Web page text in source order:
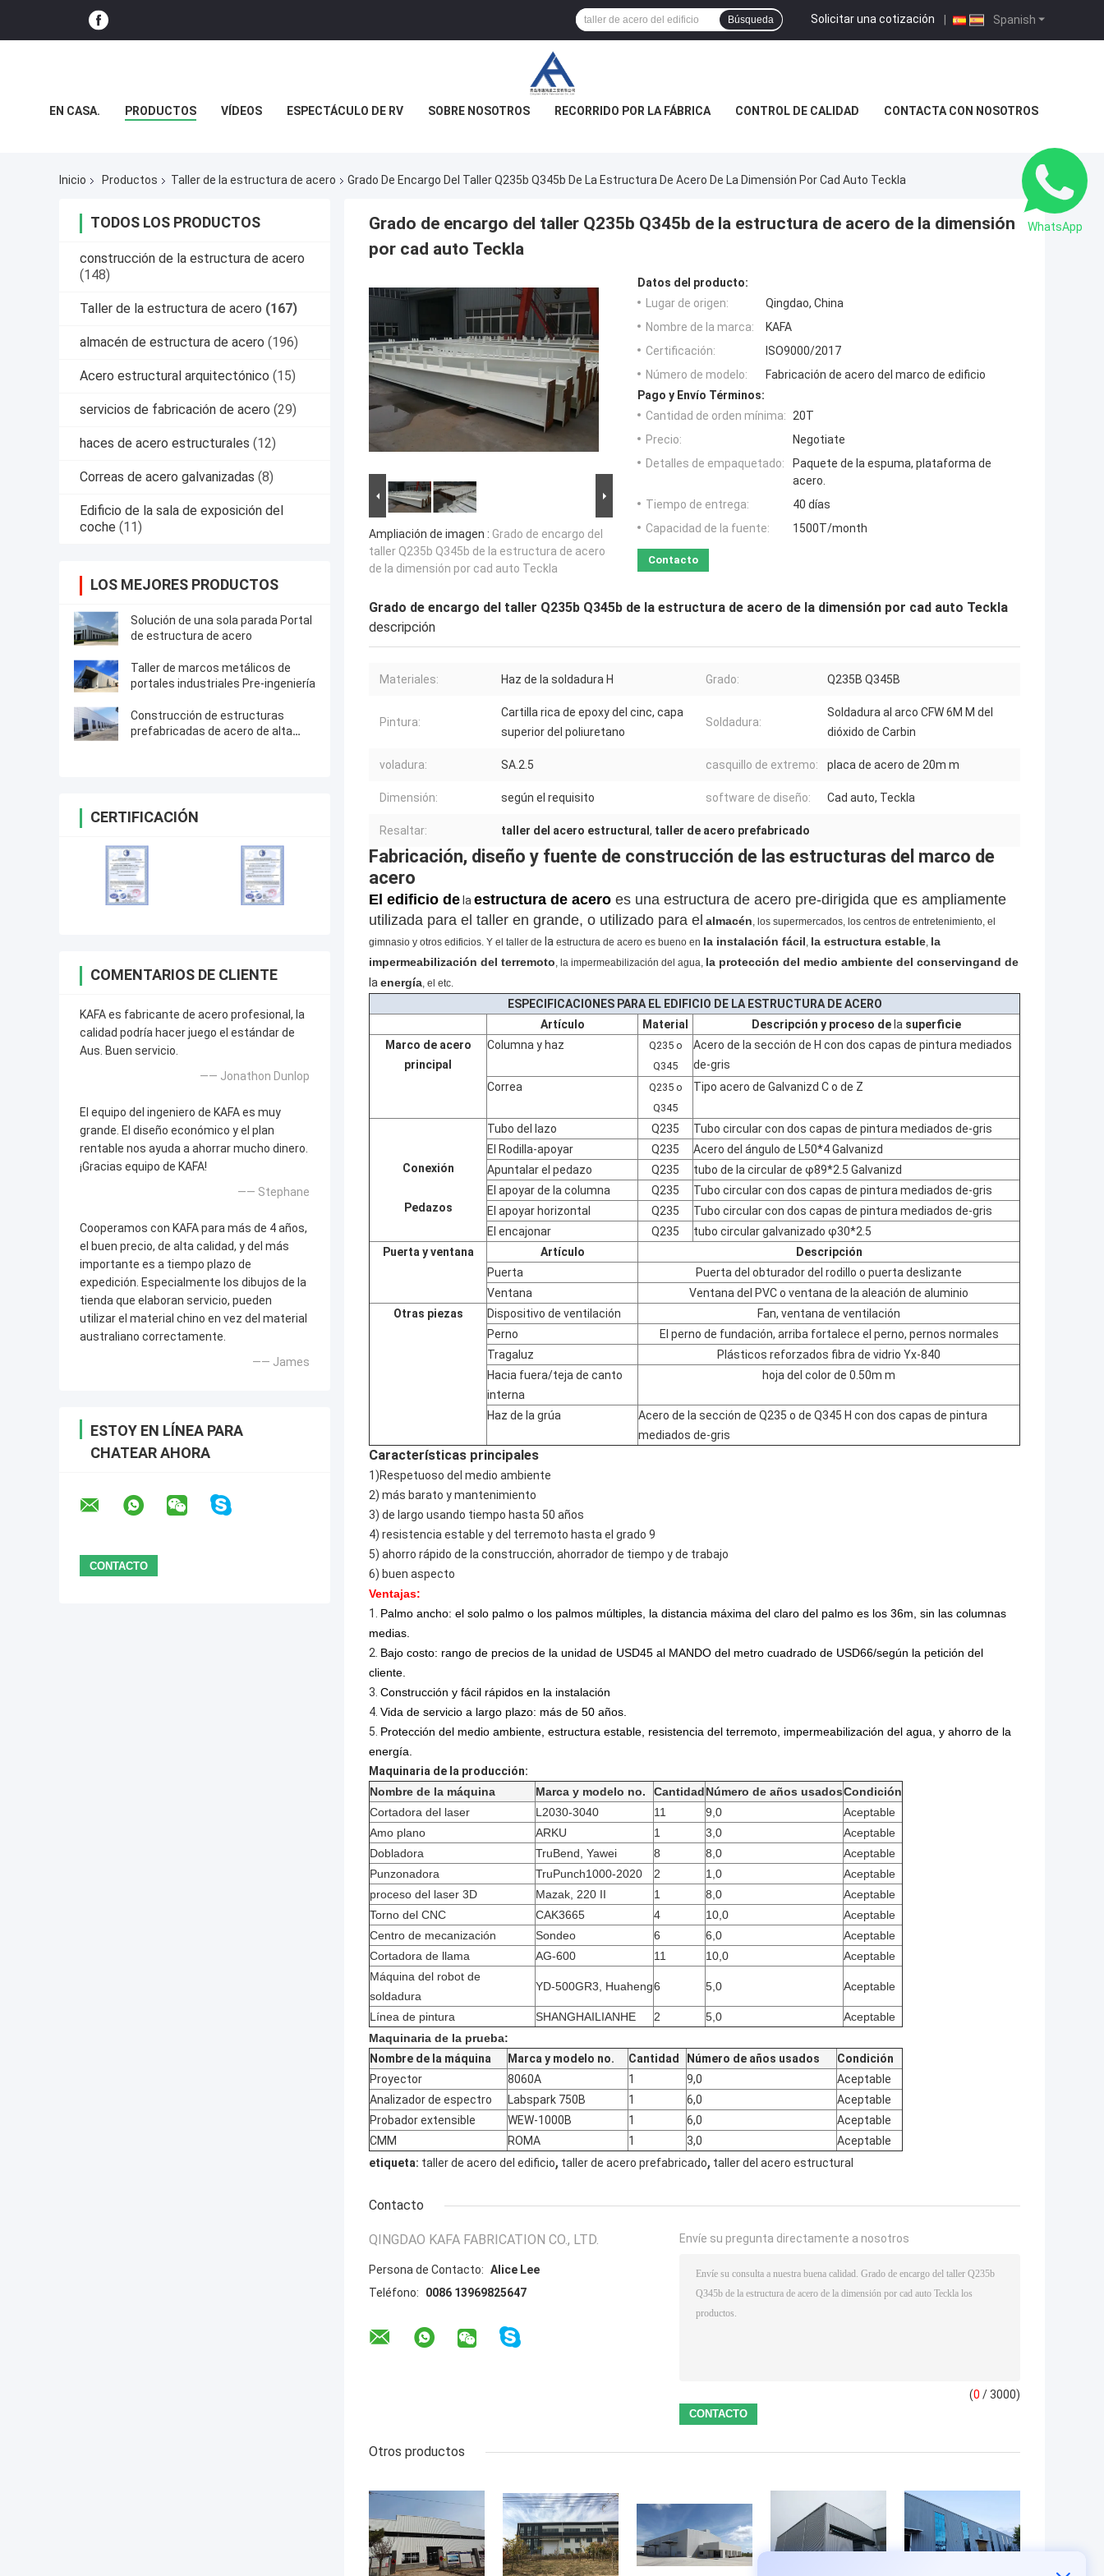
Spanish
Solicitar una cotización |
Búsqueda
EN CASA. PRODUCTOS VÍDEOS ESPECTÁCULO DE RV SOBRE NOSOTROS RECORRIDO POR LA FÁBRICA CONTROL DE CALIDAD CONTACTA CON NOSOTROS
Inicio Productos Taller de la estructura de acero Grado De Encargo Del Taller Q235b Q345b De La Estructura De Acero De La Dimensión Por Cad Auto Teckla
TODOS LOS PRODUCTOS
construcción de la estructura de acero
(148)
Taller de la estructura de acero (167)
almacén de estructura de acero (196)
Acero estructural arquitectónico (15)
servicios de fabricación de acero (29)
haces de acero estructurales (12)
Correas de acero galvanizadas (8)
Edificio de la sala de exposición del
coche (11)
LOS MEJORES PRODUCTOS
Solución de una sola parada Portal
de estructura de acero
Taller de marcos metálicos de
portales industriales Pre-ingeniería
Construcción de estructuras
prefabricadas de acero de alta
CERTIFICACIÓN
COMENTARIOS DE CLIENTE
KAFA es fabricante de acero profesional, la
calidad podría hacer juego el estándar de
Aus. Buen servicio.
—— Jonathon Dunlop
El equipo del ingeniero de KAFA es muy
grande. El diseño económico y el plan
rentable nos ayuda a ahorrar mucho dinero.
¡Gracias equipo de KAFA!
—— Stephane
Cooperamos con KAFA para más de 4 años,
el buen precio, de alta calidad, y del más
importante es a tiempo plazo de
expedición. Especialmente los dibujos de la
tienda que elaboran servicio, pueden
utilizar el material chino en vez del material
australiano correctamente.
—— James
ESTOY EN LÍNEA PARA
CHATEAR AHORA
Grado de encargo del taller Q235b Q345b de la estructura de acero de la dimensión
por cad auto Teckla
Ampliación de imagen : Grado de encargo del
taller Q235b Q345b de la estructura de acero
de la dimensión por cad auto Teckla
Datos del producto:
Lugar de origen:
Qingdao, China
Nombre de la marca:
KAFA
Certificación:
ISO9000/2017
Número de modelo:
Fabricación de acero del marco de edificio
Pago y Envío Términos:
Cantidad de orden mínima: 20T
Precio:
Negotiate
Detalles de empaquetado:
Paquete de la espuma, plataforma de
acero.
Tiempo de entrega:
40 días
Capacidad de la fuente:
1500T/month
Contacto
Grado de encargo del taller Q235b Q345b de la estructura de acero de la dimensión por cad auto Teckla
descripción
Materiales: Haz de la soldadura H Grado: Q235B Q345B
Pintura:
Cartilla rica de epoxy del cinc, capa
superior del poliuretano
Soldadura:
Soldadura al arco CFW 6M M del
dióxido de Carbin
voladura: SA.2.5 casquillo de extremo: placa de acero de 20m m
Dimensión: según el requisito software de diseño: Cad auto, Teckla
Resaltar: taller del acero estructural , taller de acero prefabricado
Fabricación, diseño y fuente de construcción de las estructuras del marco de
acero
El edificio de laestructura de acero es una estructura de acero pre-dirigida que es ampliamente
utilizada para el taller en grande, o utilizado para el almacén, los supermercados, los centros de entretenimiento, el
gimnasio y otros edificios. Y el taller de la estructura de acero es bueno en la instalación fácil, la estructura estable, la
impermeabilización del terremoto, la impermeabilización del agua, la protección del medio ambiente del conservingand de
laenergía, el etc.
ESPECIFICACIONES PARA EL EDIFICIO DE LA ESTRUCTURA DE ACERO
Artículo
Material Descripción y proceso de la superficie
Marco de acero
principal
Columna y haz
Q235 o
Q345
Acero de la sección de H con dos capas de pintura mediados
de-gris
Correa
Q235 o
Q345
Tipo acero de Galvanizd C o de Z
Conexión
Pedazos
Tubo del lazo Q235
Tubo circular con dos capas de pintura mediados de-gris
El Rodilla-apoyar
Q235
Acero del ángulo de L50*4 Galvanizd
Apuntalar el pedazo
Q235
tubo de la circular de φ89*2.5 Galvanizd
El apoyar de la columna
Q235
Tubo circular con dos capas de pintura mediados de-gris
El apoyar horizontal
Q235
Tubo circular con dos capas de pintura mediados de-gris
El encajonar
Q235
tubo circular galvanizado φ30*2.5
Puerta y ventana
Artículo
Descripción
Puerta
Puerta del obturador del rodillo o puerta deslizante
Ventana
Ventana del PVC o ventana de la aleación de aluminio
Otras piezas
Dispositivo de ventilación
Fan, ventana de ventilación
Perno
El perno de fundación, arriba fortalece el perno, pernos normales
Tragaluz
Plásticos reforzados fibra de vidrio Yx-840
Hacia fuera/teja de canto
interna
hoja del color de 0.50m m
Haz de la grúa
Acero de la sección de Q235 o de Q345 H con dos capas de pintura
mediados de-gris
Características principales
1)Respetuoso del medio ambiente
2) más barato y mantenimiento
3) de largo usando tiempo hasta 50 años
4) resistencia estable y del terremoto hasta el grado 9
5) ahorro rápido de la construcción, ahorrador de tiempo y de trabajo
6) buen aspecto
Ventajas:
1. Palmo ancho: el solo palmo o los palmos múltiples, la distancia máxima del claro del palmo es los 36m, sin las columnas
medias.
2. Bajo costo: rango de precios de la unidad de USD45 al MANDO del metro cuadrado de USD66/según la petición del
cliente.
3. Construcción y fácil rápidos en la instalación
4. Vida de servicio a largo plazo: más de 50 años.
5. Protección del medio ambiente, estructura estable, resistencia del terremoto, impermeabilización del agua, y ahorro de la
energía.
Maquinaria de la producción:
Nombre de la máquina
Marca y modelo no. CantidadNúmero de años usadosCondición
Cortadora del laser
L2030-3040 11 9,0
Aceptable
Amo plano
ARKU 1 3,0
Aceptable
Dobladora
TruBend, Yawei 8 8,0
Aceptable
Punzonadora
TruPunch1000-2020 2 1,0
Aceptable
proceso del laser 3D
Mazak, 220 II 1 8,0
Aceptable
Torno del CNC
CAK3665 4 10,0
Aceptable
Centro de mecanización
Sondeo 6 6,0
Aceptable
Cortadora de llama
AG-600 11 10,0
Aceptable
Máquina del robot de
soldadura
YD-500GR3, Huaheng6 5,0 Aceptable
Línea de pintura SHANGHAILIANHE 2 5,0
Aceptable
Maquinaria de la prueba:
Nombre de la máquina
Marca y modelo no. Cantidad Número de años usados
Condición
Proyector
8060A 1 9,0
Aceptable
Analizador de espectro
Labspark 750B 1 6,0
Aceptable
Probador extensible
WEW-1000B 1 6,0
Aceptable
CMM
ROMA 1 3,0
Aceptable
etiqueta: taller de acero del edificio, taller de acero prefabricado, taller del acero estructural
Contacto
QINGDAO KAFA FABRICATION CO., LTD.
Persona de Contacto: Alice Lee
Teléfono:
0086 13969825647
Envíe su pregunta directamente a nosotros
(0 / 3000)
Otros productos
WhatsApp